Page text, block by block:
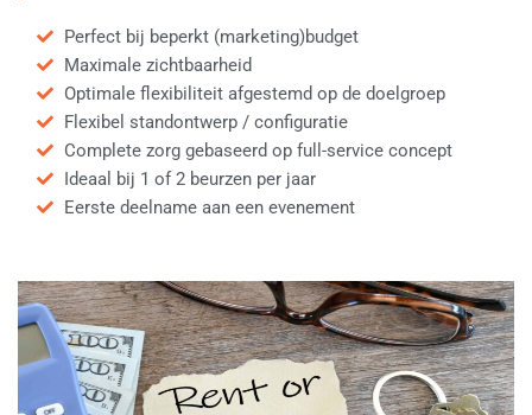
Perfect bij beperkt (marketing)budget
Maximale zichtbaarheid
Optimale flexibiliteit afgestemd op de doelgroep
Flexibel standontwerp / configuratie
Complete zorg gebaseerd op full-service concept
Ideaal bij 1 of 2 beurzen per jaar
Eerste deelname aan een evenement